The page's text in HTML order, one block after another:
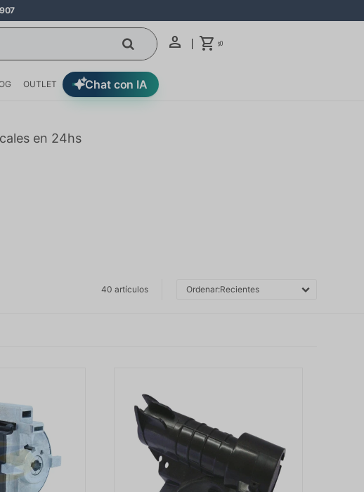
$0
Chat con IA
OUTLET
en 24hs
40 artículos Recientes